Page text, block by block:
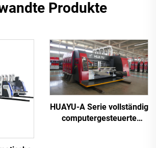
Produkte
HUAYU-A Serie vollständig
computergesteuerte